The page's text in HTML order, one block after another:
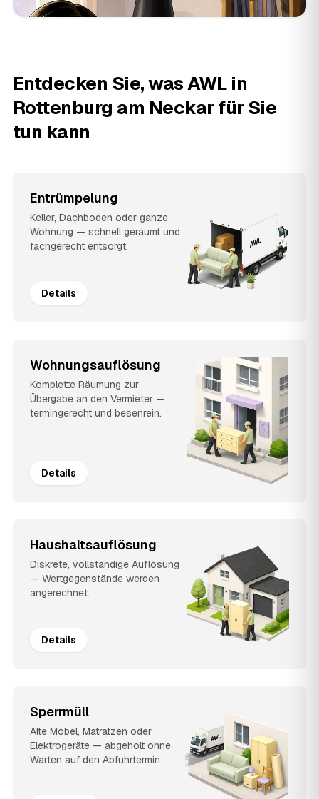
Entdecken Sie, was AWL in
Rottenburg am Neckar für Sie
tun kann
Entrümpelung
Keller, Dachboden oder ganze
Wohnung — schnell geräumt und
fachgerecht entsorgt.
Details
Wohnungsauflösung
Komplette Räumung zur
Übergabe an den Vermieter —
termingerecht und besenrein.
Details
Haushaltsauflösung
Diskrete, vollständige Auflösung
— Wertgegenstände werden
angerechnet.
Details
Sperrmüll
Alte Möbel, Matratzen oder
Elektrogeräte — abgeholt ohne
Warten auf den Abfuhrtermin.